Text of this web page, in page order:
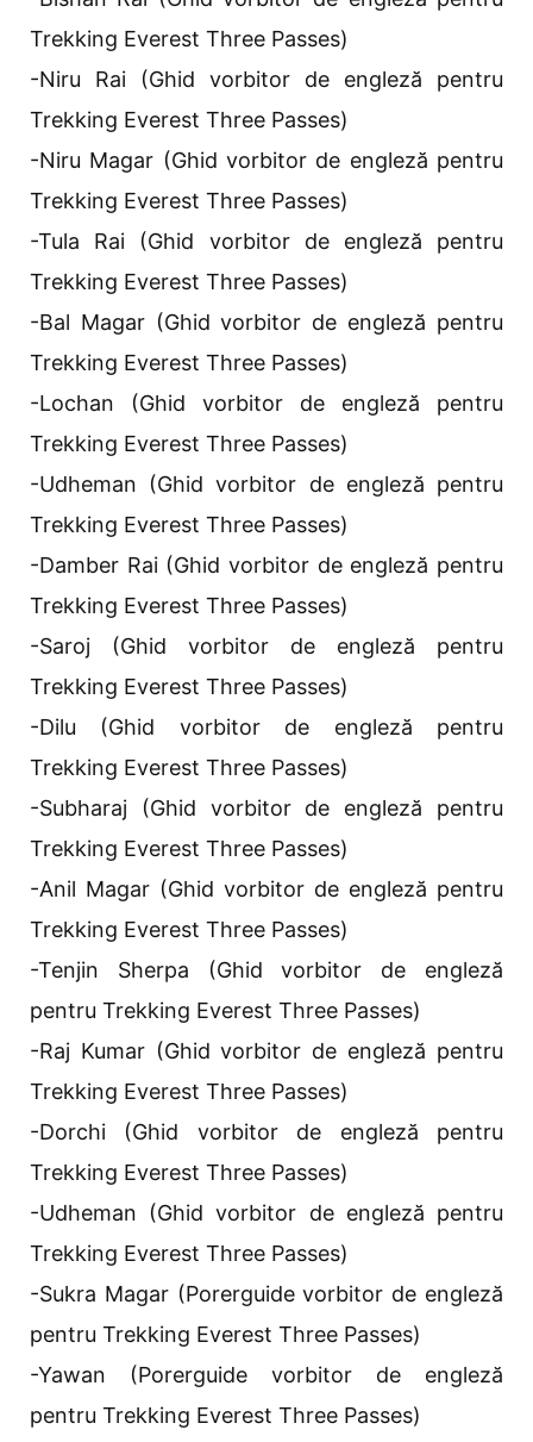
Trekking Everest Three Passes)
-Niru Rai (Ghid vorbitor de engleză pentru
Trekking Everest Three Passes)
-Niru Magar (Ghid vorbitor de engleză pentru
Trekking Everest Three Passes)
-Tula Rai (Ghid vorbitor de engleză pentru
Trekking Everest Three Passes)
-Bal Magar (Ghid vorbitor de engleză pentru
Trekking Everest Three Passes)
-Lochan (Ghid vorbitor de engleză pentru
Trekking Everest Three Passes)
-Udheman (Ghid vorbitor de engleză pentru
Trekking Everest Three Passes)
-Damber Rai (Ghid vorbitor de engleză pentru
Trekking Everest Three Passes)
-Saroj (Ghid vorbitor de engleză pentru
Trekking Everest Three Passes)
-Dilu (Ghid vorbitor de engleză pentru
Trekking Everest Three Passes)
-Subharaj (Ghid vorbitor de engleză pentru
Trekking Everest Three Passes)
-Anil Magar (Ghid vorbitor de engleză pentru
Trekking Everest Three Passes)
-Tenjin Sherpa (Ghid vorbitor de engleză
pentru Trekking Everest Three Passes)
-Raj Kumar (Ghid vorbitor de engleză pentru
Trekking Everest Three Passes)
-Dorchi (Ghid vorbitor de engleză pentru
Trekking Everest Three Passes)
-Udheman (Ghid vorbitor de engleză pentru
Trekking Everest Three Passes)
-Sukra Magar (Porerguide vorbitor de engleză
pentru Trekking Everest Three Passes)
-Yawan (Porerguide vorbitor de engleză
pentru Trekking Everest Three Passes)